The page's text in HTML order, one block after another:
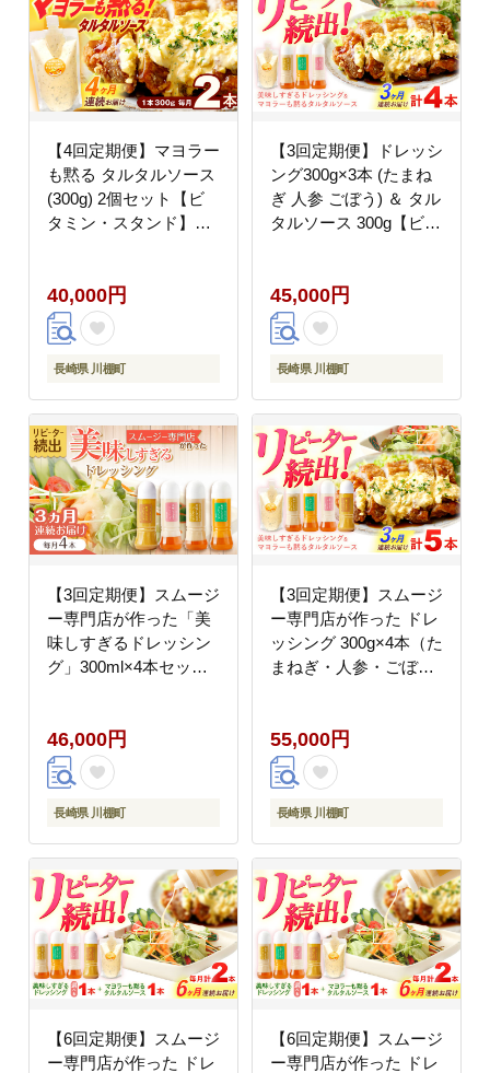
【4回定期便】マヨラー
も黙る タルタルソース
(300g) 2個セット【ビ
タミン・スタンド】
40,000円
長崎県 川棚町
【3回定期便】ドレッシ
ング300g×3本 (たまね
ぎ 人参 ごぼう) ＆ タル
タルソース 300g【ビタ
シング サラダ 調味料
ベジタブルドレッシン
グ 添加物不使用 和風ド
レッシング タマネギド
ルタル マヨネーズ
45,000円
長崎県 川棚町
【3回定期便】スムージ
ー専門店が作った「美
味しすぎるドレッシン
グ」300ml×4本セット
ン・スタンド】
[OAK027]
46,000円
長崎県 川棚町
【3回定期便】スムージ
ー専門店が作った ドレ
ッシング 300g×4本（た
まねぎ・人参・ごぼ
【ビタミン・スタン
ド】 [OAK030]
55,000円
長崎県 川棚町
【6回定期便】スムージ
ー専門店が作った ドレ
【6回定期便】スムージ
ー専門店が作った ドレ